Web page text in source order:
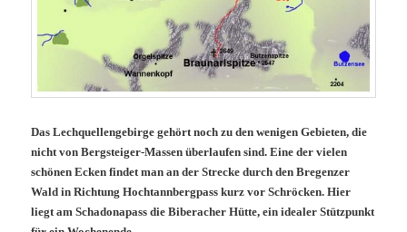
Das Lechquellengebirge gehört noch zu den wenigen Gebieten, die
nicht von Bergsteiger-Massen überlaufen sind. Eine der vielen
schönen Ecken findet man an der Strecke durch den Bregenzer
Wald in Richtung Hochtannbergpass kurz vor Schröcken. Hier
liegt am Schadonapass die Biberacher Hütte, ein idealer Stützpunkt